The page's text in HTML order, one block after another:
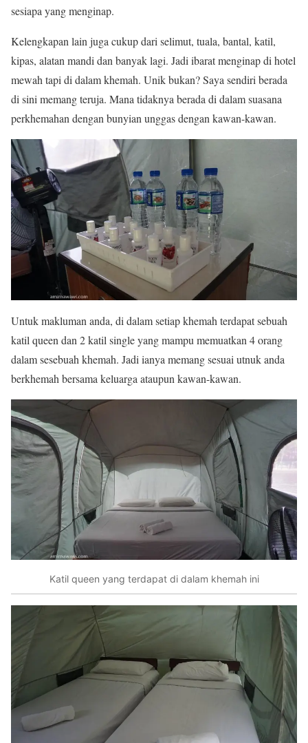
sesiapa yang menginap.
Kelengkapan lain juga cukup dari selimut, tuala, bantal, katil,
kipas, alatan mandi dan banyak lagi. Jadi ibarat menginap di hotel
mewah tapi di dalam khemah. Unik bukan? Saya sendiri berada
di sini memang teruja. Mana tidaknya berada di dalam suasana
perkhemahan dengan bunyian unggas dengan kawan-kawan.
Untuk makluman anda, di dalam setiap khemah terdapat sebuah
katil queen dan 2 katil single yang mampu memuatkan 4 orang
dalam sesebuah khemah. Jadi ianya memang sesuai utnuk anda
berkhemah bersama keluarga ataupun kawan-kawan.
Katil queen yang terdapat di dalam khemah ini